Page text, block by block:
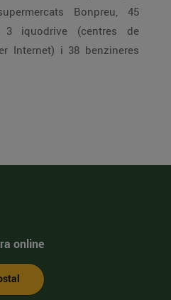
Bonpreu, 45
3 iquodrive (centres de
Internet) i 38 benzineres
online